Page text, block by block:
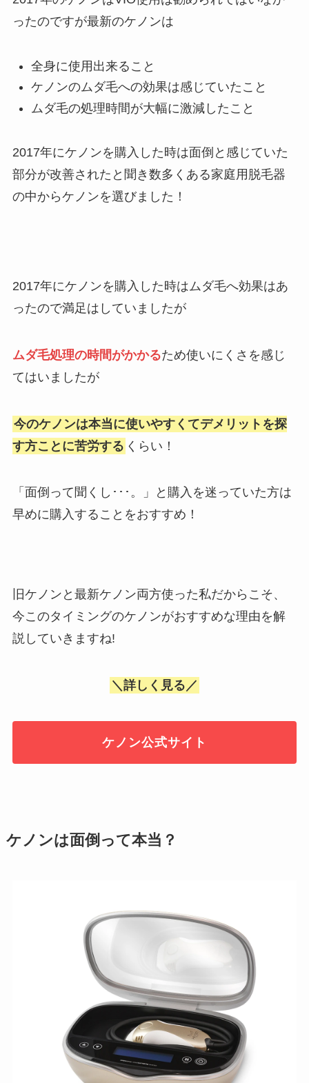
ったのですが最新のケノンは
全身に使用出来ること
ケノンのムダ毛への効果は感じていたこと
ムダ毛の処理時間が大幅に激減したこと
2017年にケノンを購入した時は面倒と感じていた
部分が改善されたと聞き数多くある家庭用脱毛器
の中からケノンを選びました！
2017年にケノンを購入した時はムダ毛へ効果はあ
ったので満足はしていましたが
ムダ毛処理の時間がかかるため使いにくさを感じ
てはいましたが
今のケノンは本当に使いやすくてデメリットを探
す方ことに苦労する くらい！
「面倒って聞くし･･･。」と購入を迷っていた方は
早めに購入することをおすすめ！
旧ケノンと最新ケノン両方使った私だからこそ、
今このタイミングのケノンがおすすめな理由を解
説していきますね!
＼詳しく見る／
ケノン公式サイト
ケノンは面倒って本当？